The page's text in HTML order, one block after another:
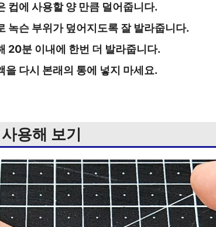
컵에 사용할 양 만큼 덜어줍니다.
녹슨 부위가 덮어지도록 잘 발라줍니다.
20분 이내에 한번 더 발라줍니다.
을 다시 본래의 통에 넣지 마세요.
용해 보기